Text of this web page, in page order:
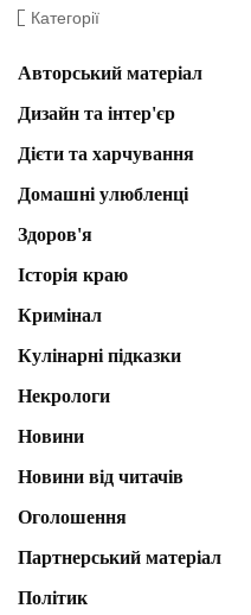
Категорії
Авторський матеріал
Дизайн та інтер'єр
Дієти та харчування
Домашні улюбленці
Здоров'я
Історія краю
Кримінал
Кулінарні підказки
Некрологи
Новини
Новини від читачів
Оголошення
Партнерський матеріал
Політик